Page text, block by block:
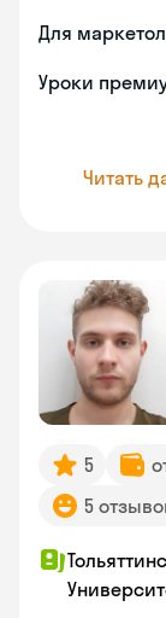
Для
Уроки
Читать
5
5